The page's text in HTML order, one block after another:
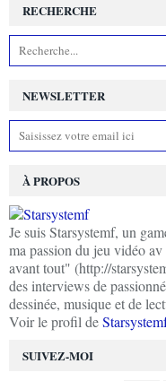
NEWSLETTER
SUIVEZ-MOI
RECHERCHE
À PROPOS
Je suis Starsystemf, un
ma passion du jeu vidéo
avant tout" (http://
des interviews de
dessinée, musique et de
Voir le profil de